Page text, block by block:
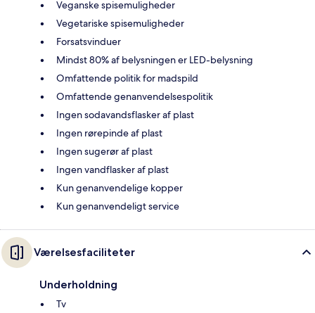
Veganske spisemuligheder
Vegetariske spisemuligheder
Forsatsvinduer
Mindst 80% af belysningen er LED-belysning
Omfattende politik for madspild
Omfattende genanvendelsespolitik
Ingen sodavandsflasker af plast
Ingen rørepinde af plast
Ingen sugerør af plast
Ingen vandflasker af plast
Kun genanvendelige kopper
Kun genanvendeligt service
Værelsesfaciliteter
Underholdning
Tv